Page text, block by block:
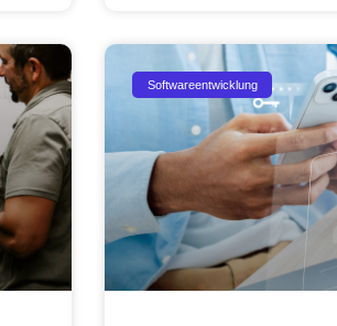
Softwareentwicklung